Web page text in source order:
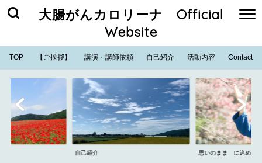
大腸がんカロリーナ Official
Website
TOP 【ご挨拶】 講演・講師依頼 自己紹介 活動内容 Contact
自己紹介 思いのまま に込めた